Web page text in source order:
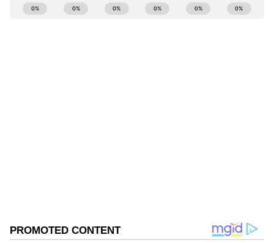
ಡೇವಿಡ್, ರೊಮಾರಿಯೋ ಶೆಫರ್ಡ್, ಕ್ರುನಾಲ್ ಪಾಂಡ್ಯ,
ಕ್ರಿಕೆಟ್ ಮತ್ತು ಕ್ರೀಡಾ ಜಗತ್ತಿನ (Sports News in
ಸ್ನಾತಕೋತ್ತರ ಪದವಿ ಪಡೆದಿದ್ದು ಉಜಿರೆ ಎಸ್‌ಡಿಎಂನಲ್ಲಿ. ಟಿವಿ9,
ಸ್ಟಾರ್ ಸ್ಪೋರ್ಟ್ಸ್‌ನಲ್ಲಿ ಕಾರ್ಯ ನಿರ್ವಹಿಸಿದ ಅನುಭವವಿದೆ.